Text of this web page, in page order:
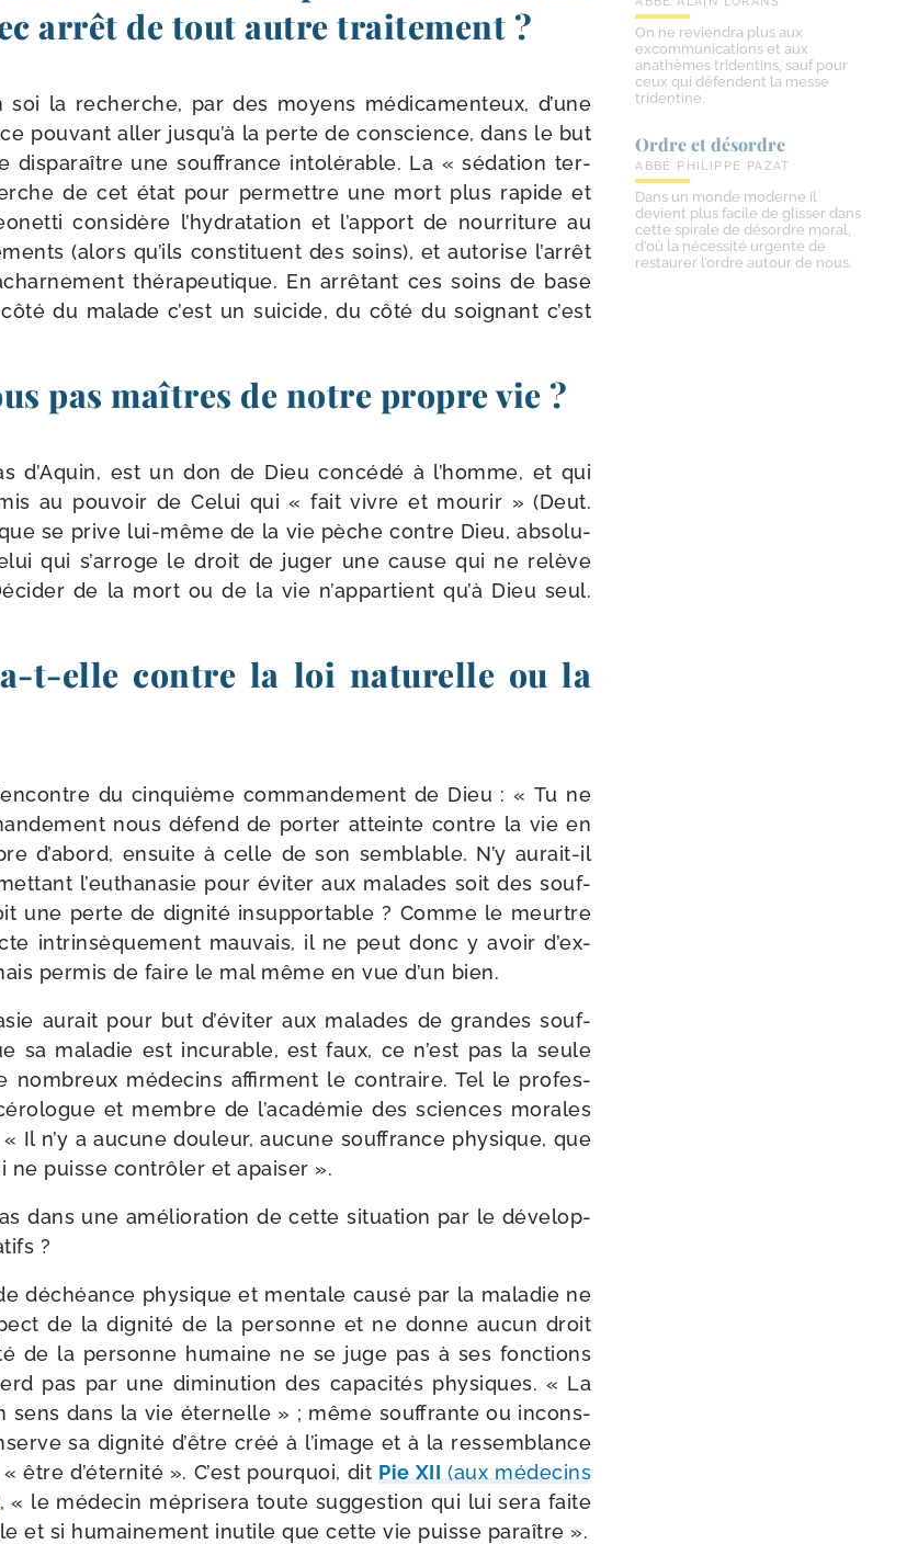
arrêt de tout autre traitement ?
la recherche, par des moyens médi­ca­men­teux, d’une
pou­vant aller jus­qu’à la perte de conscience, dans le but
dis­pa­raître une souf­france into­lé­rable. La « séda­tion ter­
de cet état pour per­mettre une mort plus rapide et
consi­dère l’hy­dra­ta­tion et l’ap­port de nour­ri­ture au
(alors qu’ils consti­tuent des soins), et auto­rise l’ar­rêt
thé­ra­peu­tique. En arrê­tant ces soins de base
du malade c’est un sui­cide, du côté du soi­gnant c’est
pas maîtres de notre propre vie ?
d’Aquin, est un don de Dieu concé­dé à l’homme, et qui
au pou­voir de Celui qui « fait vivre et mou­rir » (Deut.
se prive lui-​même de la vie pèche contre Dieu, abso­lu­
qui s’ar­roge le droit de juger une cause qui ne relève
de la mort ou de la vie n’ap­par­tient qu’à Dieu seul.
​t-​elle contre la loi naturelle ou la
du cin­quième com­man­de­ment de Dieu : « Tu ne
nous défend de por­ter atteinte contre la vie en
d’a­bord, ensuite à celle de son sem­blable. N’y aurait-​il
l’eu­tha­na­sie pour évi­ter aux malades soit des souf­
une perte de digni­té insup­por­table ? Comme le meurtre
intrin­sè­que­ment mau­vais, il ne peut donc y avoir d’ex­
per­mis de faire le mal même en vue d’un bien.
aurait pour but d’é­vi­ter aux malades de grandes souf­
sa mala­die est incu­rable, est faux, ce n’est pas la seule
nom­breux méde­cins affirment le contraire. Tel le pro­fes­
et membre de l’a­ca­dé­mie des sciences morales
Il n’y a aucune dou­leur, aucune souf­france phy­sique, que
ne puisse contrô­ler et apaiser ».
dans une amé­lio­ra­tion de cette situa­tion par le déve­lop­
?
déchéance phy­sique et men­tale cau­sé par la mala­die ne
de la digni­té de la per­sonne et ne donne aucun droit
de la per­sonne humaine ne se juge pas à ses fonc­tions
pas par une dimi­nu­tion des capa­ci­tés phy­siques. « La
sens dans la vie éter­nelle » ; même souf­frante ou incons­
sa digni­té d’être créé à l’i­mage et à la res­sem­blance
être d’é­ter­ni­té ». C’est pour­quoi, dit Pie XII (aux méde­cins
« le méde­cin mépri­se­ra toute sug­ges­tion qui lui sera faite
et si humai­ne­ment inutile que cette vie puisse paraître ».
On ne reviendra plus aux
excommunications et aux
anathèmes tridentins, sauf pour
ceux qui défendent la messe
tridentine.
Ordre et désordre
ABBÉ PHILIPPE PAZAT
Dans un monde moderne il
devient plus facile de glisser dans
cette spirale de désordre moral,
d’où la nécessité urgente de
restaurer l’ordre autour de nous.